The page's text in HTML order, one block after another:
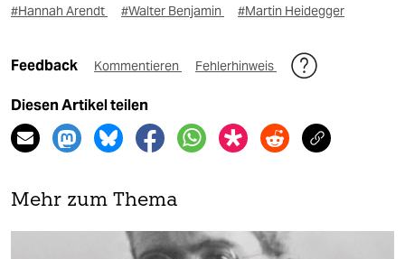
#Hannah Arendt #Walter Benjamin #Martin Heidegger
Feedback Kommentieren Fehlerhinweis
Diesen Artikel teilen
Mehr zum Thema